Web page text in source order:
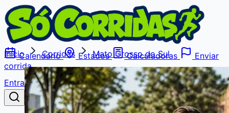
Calendário Estados Calculadoras
Enviar
corrida
Entrar
Buscar
Início Corridas Mato Grosso do Sul